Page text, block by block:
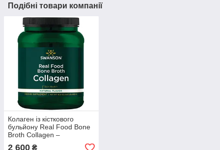
Подібні товари компанії
Колаген із кісткового
бульйону Real Food Bone
Broth Collagen –
натуральний смак
2 600 ₴